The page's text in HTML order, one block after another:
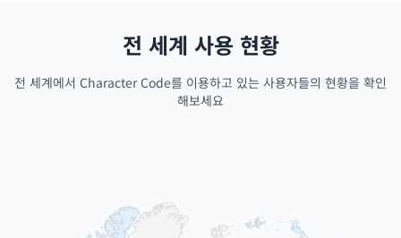
전 세계 사용 현황
전 세계에서 Character Code를 이용하고 있는 사용자들의 현황을 확인
해보세요